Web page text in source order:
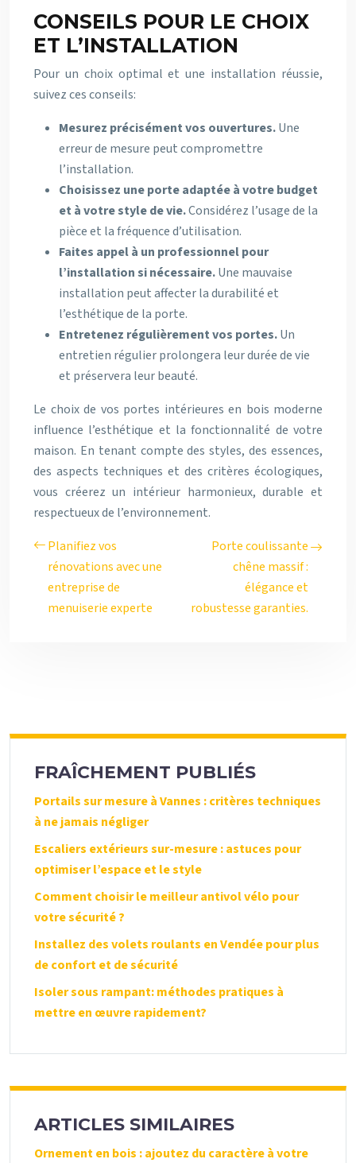
CONSEILS POUR LE CHOIX
ET L’INSTALLATION
Pour un choix optimal et une installation réussie,
suivez ces conseils:
Mesurez précisément vos ouvertures.Une
erreur de mesure peut compromettre
l’installation.
Choisissez une porte adaptée à votre budget
et à votre style de vie.Considérez l’usage de la
pièce et la fréquence d’utilisation.
Faites appel à un professionnel pour
l’installation si nécessaire.Une mauvaise
installation peut affecter la durabilité et
l’esthétique de la porte.
Entretenez régulièrement vos portes.Un
entretien régulier prolongera leur durée de vie
et préservera leur beauté.
Le choix de vos portes intérieures en bois moderne
influence l’esthétique et la fonctionnalité de votre
maison. En tenant compte des styles, des essences,
des aspects techniques et des critères écologiques,
vous créerez un intérieur harmonieux, durable et
respectueux de l’environnement.
Planifiez vos
rénovations avec une
entreprise de
menuiserie experte
Porte coulissante
chêne massif :
élégance et
robustesse garanties.
FRAÎCHEMENT PUBLIÉS
Portails sur mesure à Vannes : critères techniques
à ne jamais négliger
Escaliers extérieurs sur-mesure : astuces pour
optimiser l’espace et le style
Comment choisir le meilleur antivol vélo pour
votre sécurité ?
Installez des volets roulants en Vendée pour plus
de confort et de sécurité
Isoler sous rampant: méthodes pratiques à
mettre en œuvre rapidement?
ARTICLES SIMILAIRES
Ornement en bois : ajoutez du caractère à votre